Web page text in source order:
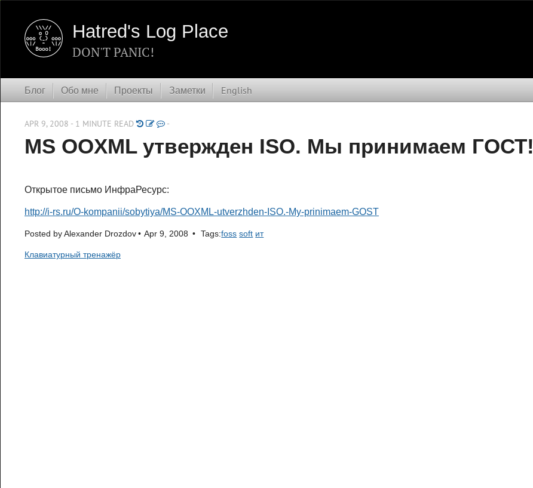
Hatred's Log Place
DON'T PANIC!
Блог Обо мне Проекты Заметки English
APR 9, 2008 - 1 MINUTE READ -
MS OOXML утвержден ISO. Мы принимаем ГОСТ!
Открытое письмо ИнфраРесурс:
http://i-rs.ru/O-kompanii/sobytiya/MS-OOXML-utverzhden-ISO.-My-prinimaem-GOST
Posted by Alexander Drozdov Apr 9, 2008 Tags:foss soft ит
Клавиатурный тренажёр